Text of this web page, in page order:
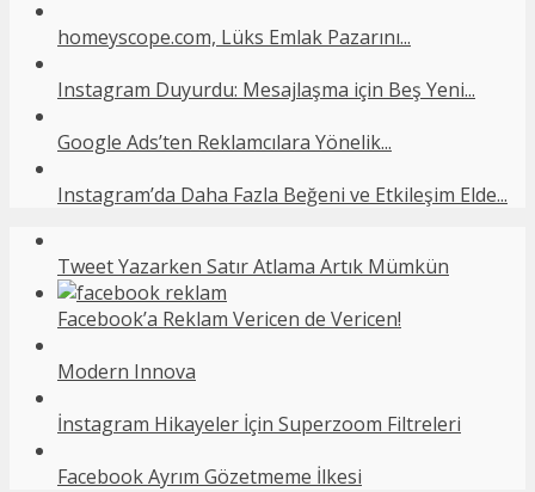
homeyscope.com, Lüks Emlak Pazarını...
Instagram Duyurdu: Mesajlaşma için Beş Yeni...
Google Ads’ten Reklamcılara Yönelik...
Instagram’da Daha Fazla Beğeni ve Etkileşim Elde...
Tweet Yazarken Satır Atlama Artık Mümkün
Facebook’a Reklam Vericen de Vericen!
Modern Innova
İnstagram Hikayeler İçin Superzoom Filtreleri
Facebook Ayrım Gözetmeme İlkesi